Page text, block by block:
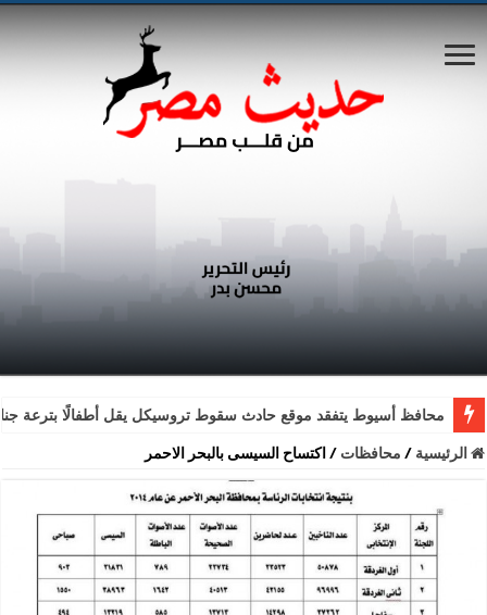
محافظ أسيوط يتفقد موقع حادث سقوط تروسيكل يقل أطفالًا بترعة
الرئيسية / محافظات /اكتساح السيسى بالبحر الاحمر